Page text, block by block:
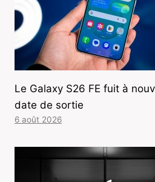
Le Galaxy S26 FE fuit à
date de sortie
6 août 2026